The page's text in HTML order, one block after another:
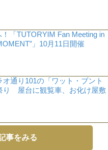
「TUTORYIM Fan Meeting in
」10月11日開催
通り101の「ワット・ブント
り 屋台に観覧車、お化け屋敷
事をみる